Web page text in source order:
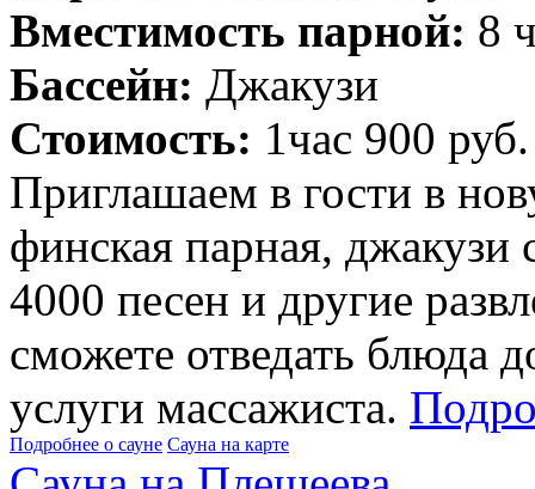
Вместимость парной: 8
Бассейн: Джакузи
Стоимость: 1час 900 руб.
Приглашаем в гости в
финская парная, джакузи
4000 песен и другие
сможете отведать блюда
услуги массажиста.
Подробнее о сауне Сауна на карте